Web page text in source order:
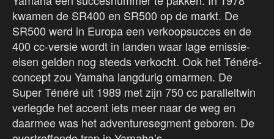
kwamen de SR400 en SR500 op de markt. De
SR500 werd in Europa een verkoopsucces en de
400 cc-versie wordt in landen waar lage emissie-
eisen gelden nog steeds verkocht. Ook het Ténéré-
concept zou Yamaha langdurig omarmen. De
Super Ténéré uit 1989 met zijn 750 cc paralleltwin
verlegde het accent iets meer naar de weg en
daarmee was het adventuresegment geboren. De